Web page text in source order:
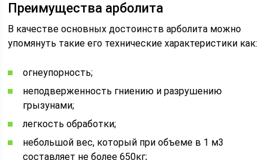
Преимущества арболита
В качестве основных достоинств арболита можно
упомянуть такие его технические характеристики как:
огнеупорность;
неподверженность гниению и разрушению
грызунами;
легкость обработки;
небольшой вес, который при объеме в 1 м3
составляет не более 650кг;